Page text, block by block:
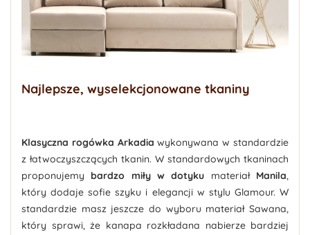
Najlepsze, wyselekcjonowane tkaniny
Klasyczna rogówka Arkadiawykonywana w standardzie
z łatwoczyszczących tkanin. W standardowych tkaninach
proponujemy bardzo miły w dotyku materiał Manila,
który dodaje sofie szyku i elegancji w stylu Glamour. W
standardzie masz jeszcze do wyboru materiał Sawana,
który sprawi, że kanapa rozkładana nabierze bardziej